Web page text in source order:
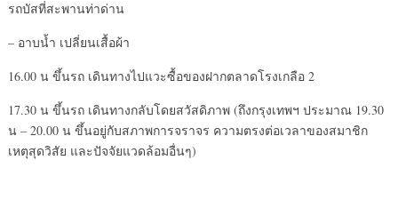
รถบัสที่สะพานท่าด่าน
– อาบน้ำ เปลี่ยนเสื้อผ้า
16.00 น ขึ้นรถ เดินทางไปแวะซื้อของฝากตลาดโรงเกลือ 2
17.30 น ขึ้นรถ เดินทางกลับโดยสวัสดิภาพ (ถึงกรุงเทพฯ ประมาณ 19.30
น – 20.00 น ขึ้นอยู่กับสภาพการจราจร ความตรงต่อเวลาของสมาชิก
เหตุสุดวิสัย และปัจจัยแวดล้อมอื่นๆ)